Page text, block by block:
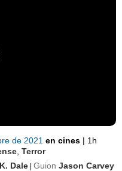
de 2021en cines | 1h
,Terror
Dale | Guion Jason Carvey